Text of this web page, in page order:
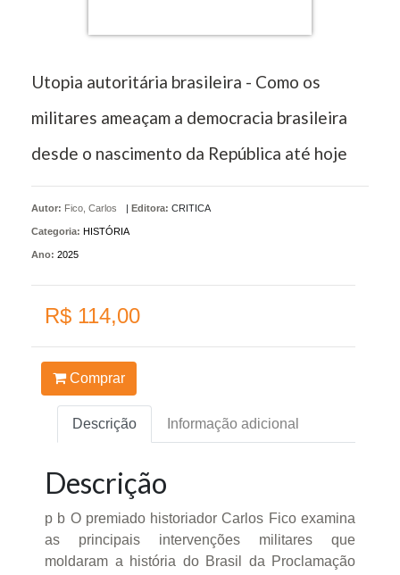
Utopia autoritária brasileira - Como os
militares ameaçam a democracia brasileira
desde o nascimento da República até hoje
Autor: Fico, Carlos | Editora: CRITICA
Categoria: HISTÓRIA
Ano: 2025
R$ 114,00
Comprar
Descrição Informação adicional
Descrição
p b O premiado historiador Carlos Fico examina
as principais intervenções militares que
moldaram a história do Brasil da Proclamação